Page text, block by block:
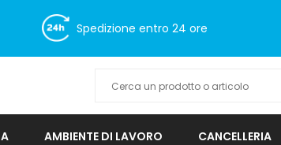
Spedizione entro 24 ore
AMBIENTE DI LAVORO CANCELLERIA